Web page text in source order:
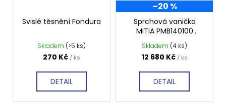
Svislé těsnění Fondura
Skladem (>5 ks)
270 Kč / ks
DETAIL
–20 %
Sprchová vanička
MITIA PMB140100
1400x1000 mm, bílá
profilovaná
Skladem (4 ks)
12 680 Kč / ks
DETAIL